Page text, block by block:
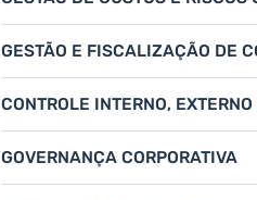
GESTÃO E FISCALIZAÇÃO DE
CONTROLE INTERNO,
GOVERNANÇA CORPORATIVA